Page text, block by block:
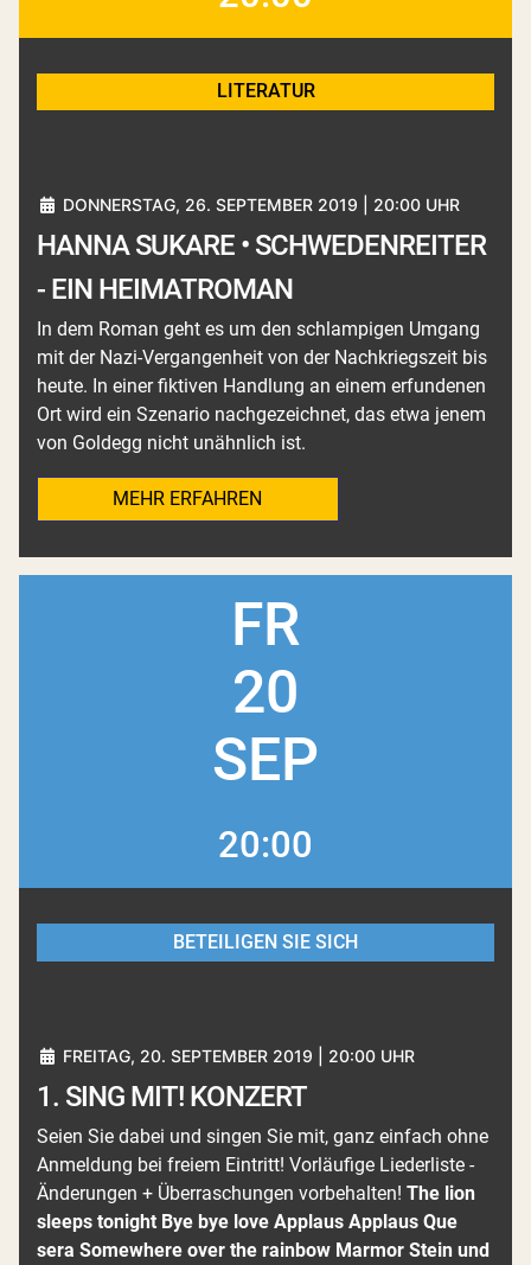
LITERATUR
DONNERSTAG, 26. SEPTEMBER 2019 | 20:00 UHR
HANNA SUKARE • SCHWEDENREITER
- EIN HEIMATROMAN
In dem Roman geht es um den schlampigen Umgang
mit der Nazi-Vergangenheit von der Nachkriegszeit bis
heute. In einer fiktiven Handlung an einem erfundenen
Ort wird ein Szenario nachgezeichnet, das etwa jenem
von Goldegg nicht unähnlich ist.
MEHR ERFAHREN
FR
20
SEP
20:00
BETEILIGEN SIE SICH
FREITAG, 20. SEPTEMBER 2019 | 20:00 UHR
1. SING MIT! KONZERT
Seien Sie dabei und singen Sie mit, ganz einfach ohne
Anmeldung bei freiem Eintritt! Vorläufige Liederliste -
Änderungen + Überraschungen vorbehalten! The lion
sleeps tonight Bye bye love Applaus Applaus Que
sera Somewhere over the rainbow Marmor Stein und